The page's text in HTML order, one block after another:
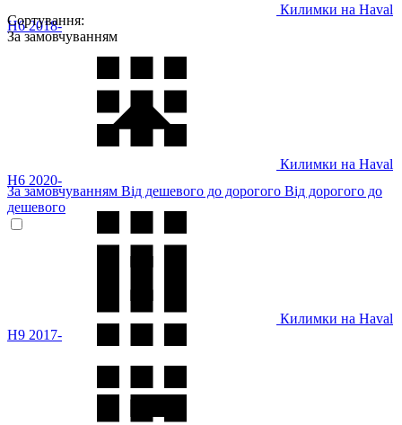
Килимки на Haval
H6 2018-
Килимки на Haval
H6 2020-
Килимки на Haval
H9 2017-
Сортування:
За замовчуванням
За замовчуванням Від дешевого до дорогого Від дорогого до
дешевого